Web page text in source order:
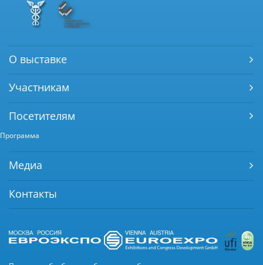
О выставке
Участникам
Посетителям
Программа
Медиа
Контакты